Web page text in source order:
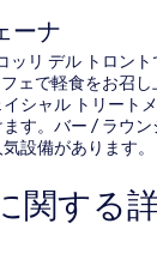
ーナ
ッリ デル トロン
ェで軽食をお召
シャル トリート
す。バー / ラウ
設備があります。
関する